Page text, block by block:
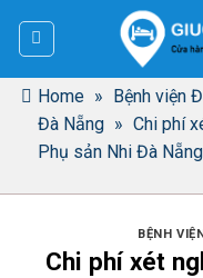
dung Home » Bệnh viện
Đà Nẵng » Chi phí
Phụ sản Nhi Đà Nẵng
BỆNH
Chi phí xét